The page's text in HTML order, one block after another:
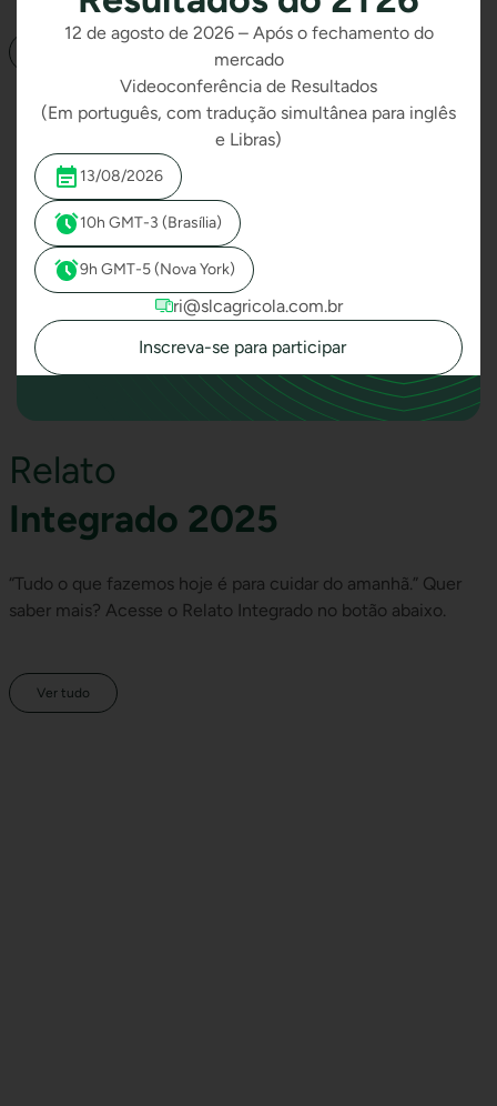
Relato
Integrado 2025
“Tudo o que fazemos hoje é para cuidar do amanhã.” Quer
saber mais? Acesse o Relato Integrado no botão abaixo.
Ver tudo
12 de agosto de 2026 – Após o fechamento do
mercado
Videoconferência de Resultados
(Em português, com tradução simultânea para inglês
e Libras)
13/08/2026
10h GMT-3 (Brasília)
9h GMT-5 (Nova York)
ri@slcagricola.com.br
Inscreva-se para participar